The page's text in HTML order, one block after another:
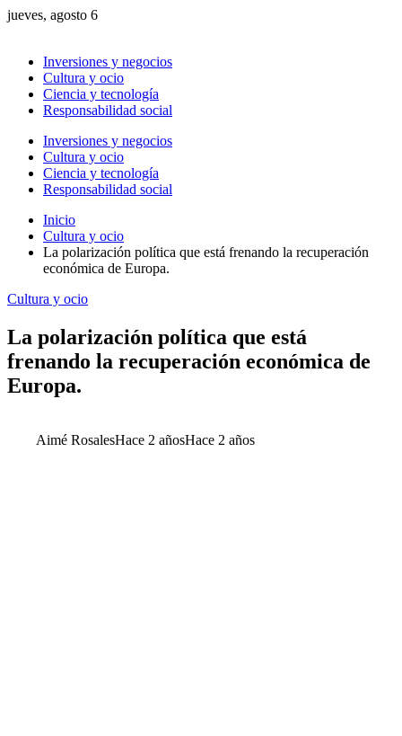
jueves, agosto 6
Inversiones y negocios
Cultura y ocio
Ciencia y tecnología
Responsabilidad social
Inversiones y negocios
Cultura y ocio
Ciencia y tecnología
Responsabilidad social
Inicio
Cultura y ocio
La polarización política que está frenando la recuperación
económica de Europa.
Cultura y ocio
La polarización política que está
frenando la recuperación económica de
Europa.
Aimé RosalesHace 2 añosHace 2 años